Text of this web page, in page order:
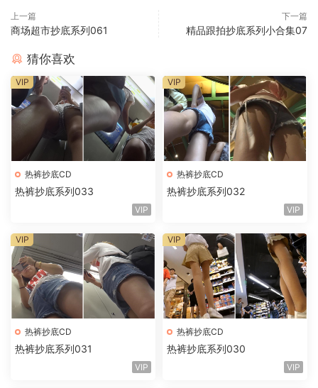
上一篇
商场超市抄底系列061
下一篇
精品跟拍抄底系列小合集07
猜你喜欢
热裤抄底CD
热裤抄底系列033
VIP
VIP
热裤抄底CD
热裤抄底系列032
VIP
VIP
热裤抄底CD
热裤抄底系列031
VIP
VIP
热裤抄底CD
热裤抄底系列030
VIP
VIP